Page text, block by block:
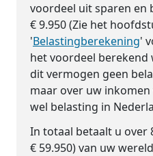
voordeel uit sparen en
€ 9.950 (Zie het
'Belastingberekening'
het voordeel
dit vermogen geen
maar over uw inkomen
wel belasting in
In totaal betaalt u over
€ 59.950) van uw